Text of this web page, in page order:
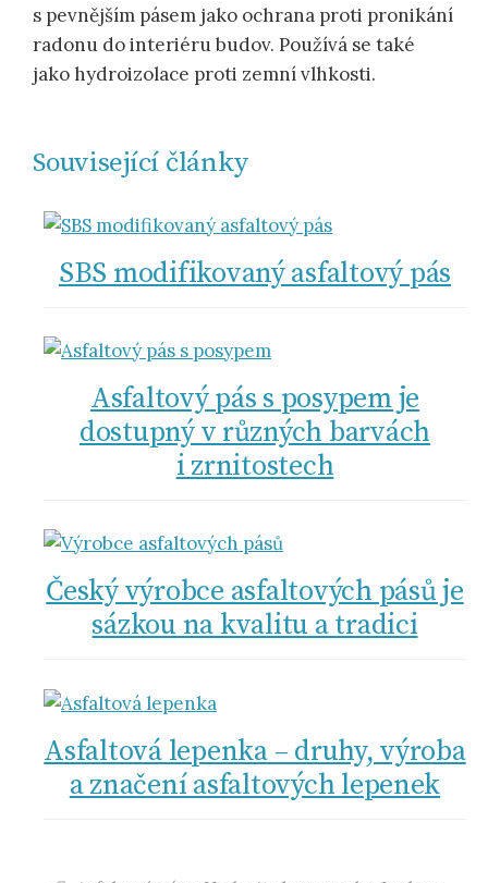
s pevnějším pásem jako ochrana proti pronikání
radonu do interiéru budov. Používá se také
jako hydroizolace proti zemní vlhkosti.
Související články
SBS modifikovaný asfaltový pás
Asfaltový pás s posypem je
dostupný v různých barvách
i zrnitostech
Český výrobce asfaltových pásů je
sázkou na kvalitu a tradici
Asfaltová lepenka – druhy, výroba
a značení asfaltových lepenek